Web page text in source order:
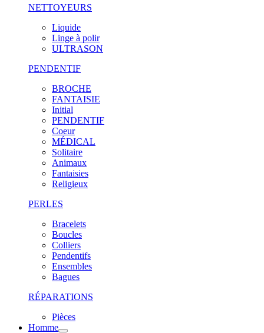
NETTOYEURS
Liquide
Linge à polir
ULTRASON
PENDENTIF
BROCHE
FANTAISIE
Initial
PENDENTIF
Coeur
MÉDICAL
Solitaire
Animaux
Fantaisies
Religieux
PERLES
Bracelets
Boucles
Colliers
Pendentifs
Ensembles
Bagues
RÉPARATIONS
Pièces
Homme